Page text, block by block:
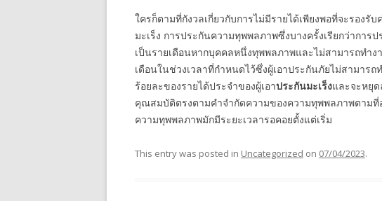
ใครก็ตามที่กังวลเกี่ยวกับการไม่มีรายได้เพียงพอที่จะรอง
มะเร็ง การประกันความทุพพลภาพซึ่งบางครั้งเรียกว่าการ
เป็นรายเดือนหากบุคคลหนึ่งทุพพลภาพและไม่สามารถทำง
เดือนในช่วงเวลาที่กำหนดไว้ซึ่งผู้เอาประกันภัยไม่สามาร
ร้อยละของรายได้ประจำของผู้เอาประกันมะเร็งและจะหยุด
คุณสมบัติตรงตามคำจำกัดความของความทุพพลภาพตาม
ความทุพพลภาพมักมีระยะเวลารอคอยตั้งแต่เริ่ม
This entry was posted in Uncategorized on 07/04/2023.